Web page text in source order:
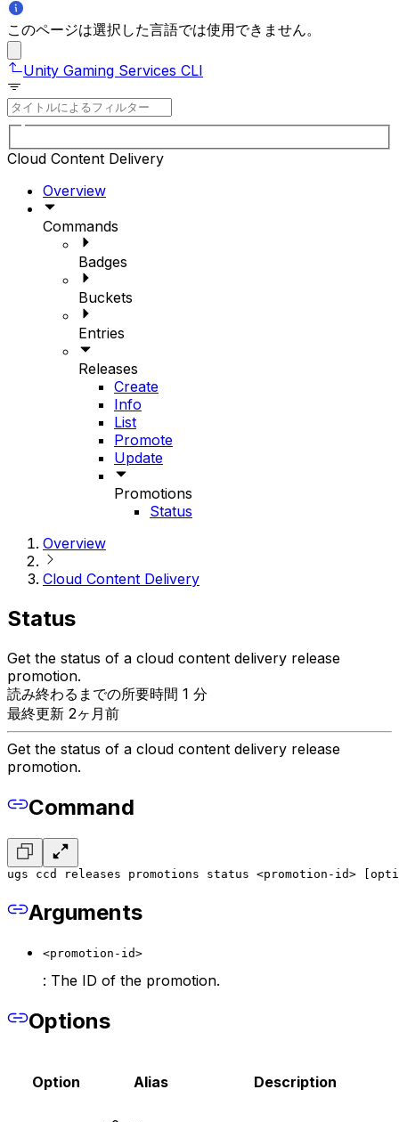
このページは選択した言語では使用できません。
Unity Gaming Services CLI
Cloud Content Delivery
Overview
Commands
Badges
Buckets
Entries
Releases
Create
Info
List
Promote
Update
Promotions
Status
Overview
Cloud Content Delivery
Status
Get the status of a cloud content delivery release
promotion.
読み終わるまでの所要時間 1 分
最終更新 2ヶ月前
Get the status of a cloud content delivery release
promotion.
Command
ugs ccd releases promotions status <promotion-id>
Arguments
<promotion-id>
: The ID of the promotion.
Options
Option Alias Description